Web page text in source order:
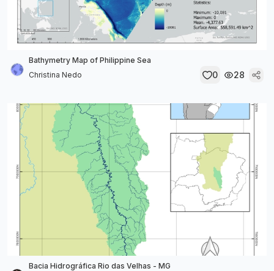
Bathymetry Map of Philippine Sea
Christina Nedo
0 28
Bacia Hidrográfica Rio das Velhas - MG